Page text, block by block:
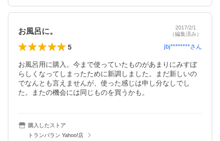
お風呂に。
2017/2/1
（編集済み）
5 jbj********さん
お風呂用に購入。今まで使っていたものがあまりにみすぼ
らしくなってしまったために新調しました。まだ新しいの
でなんとも言えませんが、使った感じは申し分なしでし
た。またの機会には同じものを買うかも。
購入したストア
トランパラン Yahoo!店